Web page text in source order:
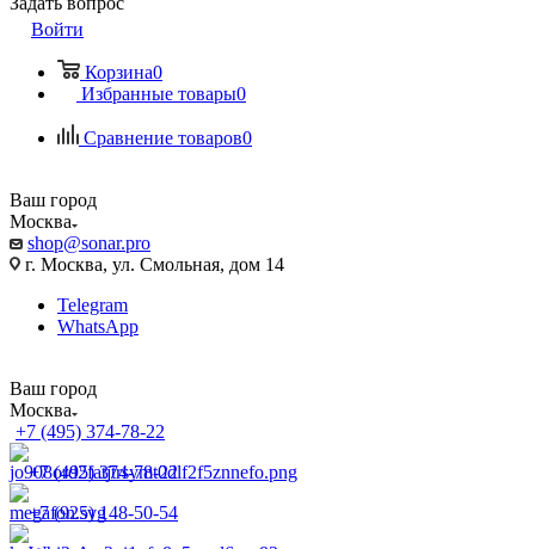
Войти
Корзина0
Избранные товары0
Сравнение товаров0
Ваш город
Москва
shop@sonar.pro
г. Москва, ул. Смольная, дом 14
Telegram
WhatsApp
Ваш город
Москва
+7 (495) 374-78-22
+7 (495) 374-78-22
+7 (925) 148-50-54